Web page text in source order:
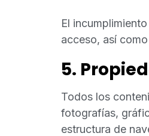
El
acceso, así
5.
Todos los
fotografías,
estructura de